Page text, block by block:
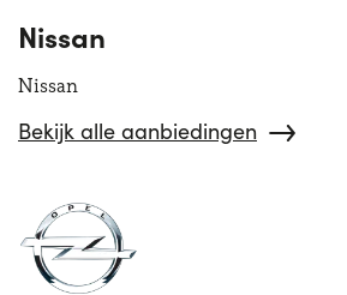
Nissan
Nissan
Bekijk alle aanbiedingen